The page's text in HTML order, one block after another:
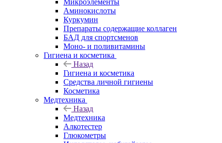
Микроэлементы
Аминокислоты
Куркумин
Препараты содержащие коллаген
БАД для спортсменов
Моно- и поливитамины
Гигиена и косметика
Назад
Гигиена и косметика
Средства личной гигиены
Косметика
Медтехника
Назад
Медтехника
Алкотестер
Глюкометры